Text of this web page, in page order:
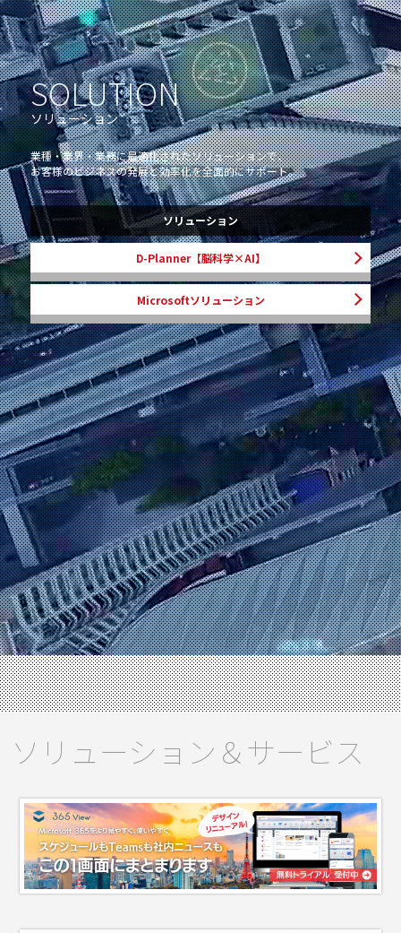
SOLUTION
ソリューション
業種・業界・業務に最適化されたソリューションで、
お客様のビジネスの発展と効率化を全面的にサポート。
ソリューション
D-Planner【脳科学×AI】
Microsoftソリューション
ソリューション＆サービス